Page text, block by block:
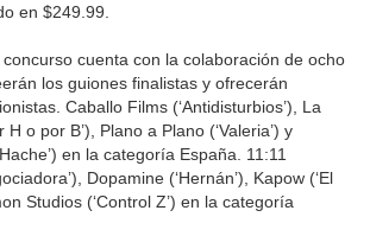
en $249.99.
cuenta con la colaboración de ocho
los guiones finalistas y ofrecerán
Caballo Films (‘Antidisturbios’), La
o por B’), Plano a Plano (‘Valeria’) y
en la categoría España. 11:11
Dopamine (‘Hernán’), Kapow (‘El
Studios (‘Control Z’) en la categoría